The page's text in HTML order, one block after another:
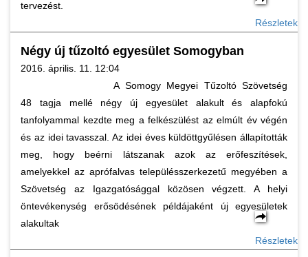
tervezést.
Részletek
Négy új tűzoltó egyesület Somogyban
2016. április. 11. 12:04
A Somogy Megyei Tűzoltó Szövetség
48 tagja mellé négy új egyesület alakult és alapfokú
tanfolyammal kezdte meg a felkészülést az elmúlt év végén
és az idei tavasszal. Az idei éves küldöttgyűlésen állapították
meg, hogy beérni látszanak azok az erőfeszítések,
amelyekkel az aprófalvas településszerkezetű megyében a
Szövetség az Igazgatósággal közösen végzett. A helyi
öntevékenység erősödésének példájaként új egyesületek
alakultak
Részletek